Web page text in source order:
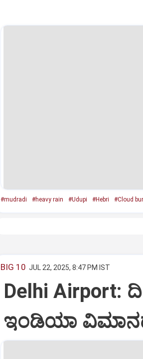
#mudradi #heavy rain #Udupi #Hebri #Cloud
BIG 10 JUL 22, 2025, 8:47 PM IST
Delhi Airport:
ಇಂಡಿಯಾ